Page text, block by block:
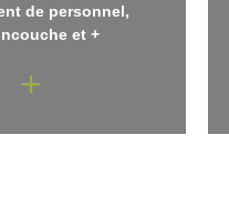
de personnel,
et +